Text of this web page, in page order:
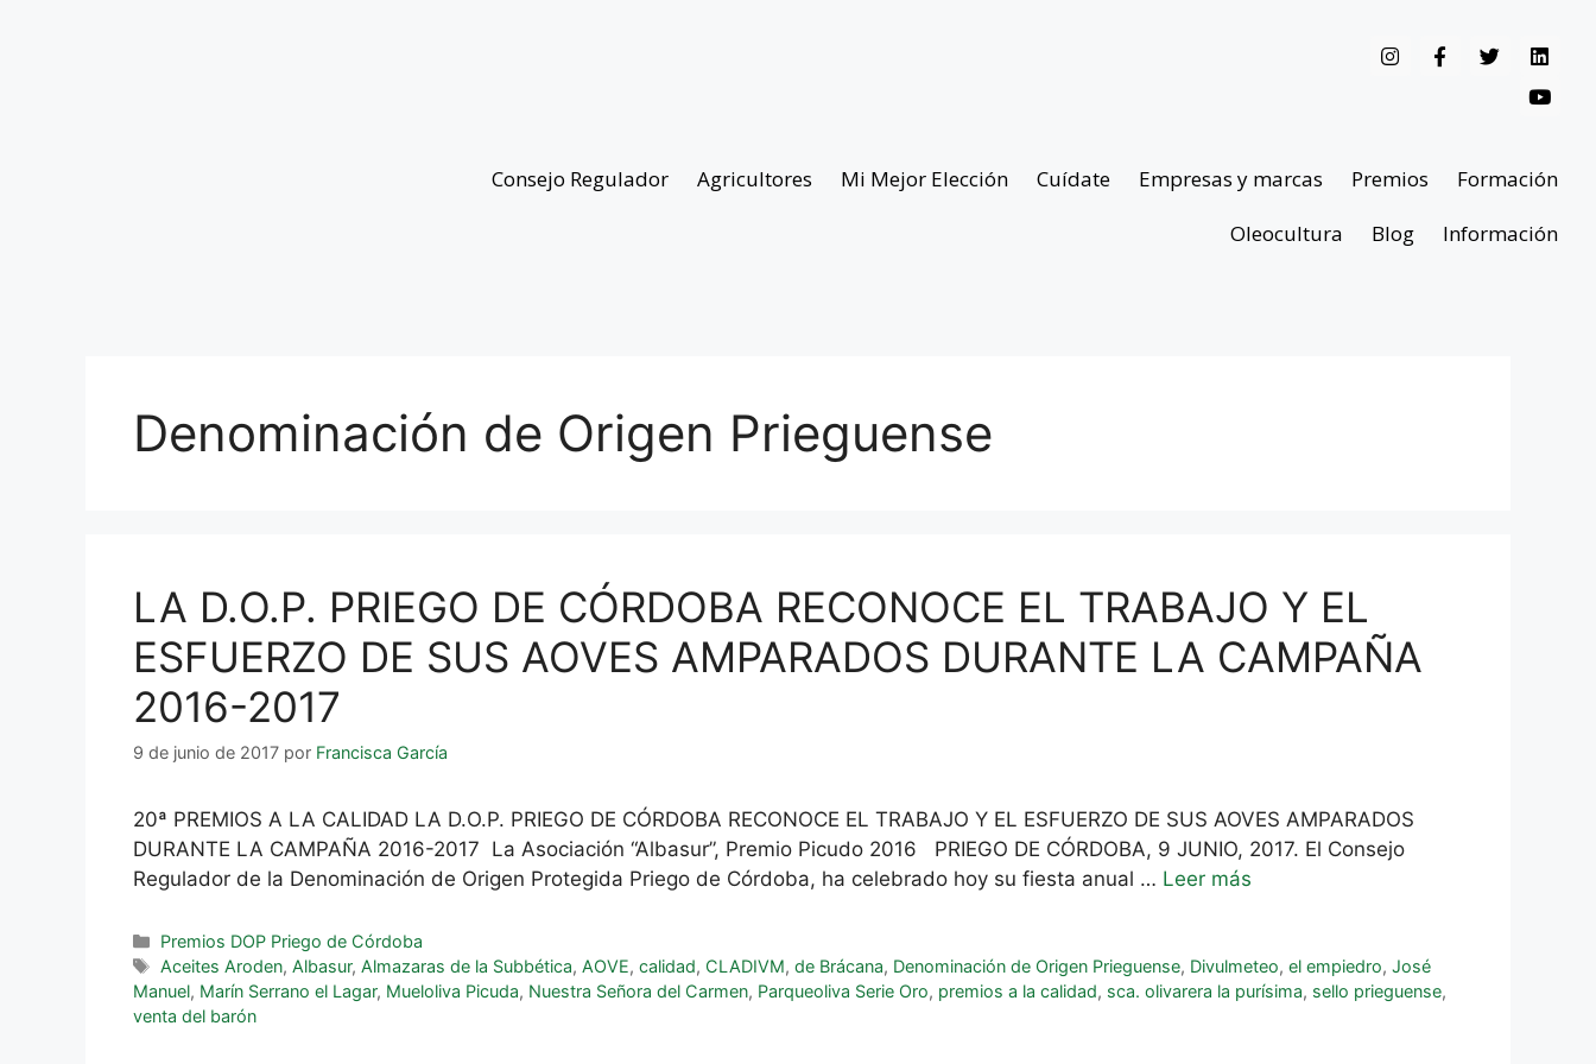
Consejo Regulador Agricultores Mi Mejor Elección Cuídate Empresas y marcas Premios
Formación
Oleocultura
Blog Información
Denominación de Origen Prieguense
LA D.O.P. PRIEGO DE CÓRDOBA RECONOCE EL TRABAJO Y EL
ESFUERZO DE SUS AOVES AMPARADOS DURANTE LA CAMPAÑA
2016-2017
9 de junio de 2017 por Francisca García
20ª PREMIOS A LA CALIDAD LA D.O.P. PRIEGO DE CÓRDOBA RECONOCE EL TRABAJO Y EL ESFUERZO DE SUS AOVES AMPARADOS
DURANTE LA CAMPAÑA 2016-2017 La Asociación “Albasur”, Premio Picudo 2016 PRIEGO DE CÓRDOBA, 9 JUNIO, 2017. El Consejo
Regulador de la Denominación de Origen Protegida Priego de Córdoba, ha celebrado hoy su fiesta anual … Leer más
Premios DOP Priego de Córdoba
Aceites Aroden,Albasur,Almazaras de la Subbética,AOVE,calidad, CLADIVM,de Brácana, Denominación de Origen Prieguense, Divulmeteo,el empiedro,José
Manuel, Marín Serrano el Lagar, Mueloliva Picuda, Nuestra Señora del Carmen, Parqueoliva Serie Oro, premios a la calidad, sca. olivarera la purísima, sello prieguense,
venta del barón